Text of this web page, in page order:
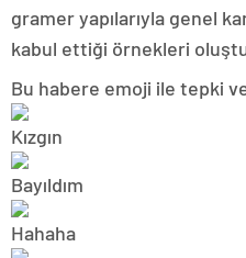
gramer yapılarıyla genel
kabul ettiği örnekleri
Bu habere emoji ile tepki